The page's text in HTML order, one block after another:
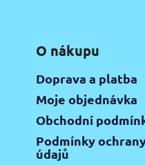
O nákupu
Doprava a platba
Moje objednávka
Obchodní
Podmínky
údajů